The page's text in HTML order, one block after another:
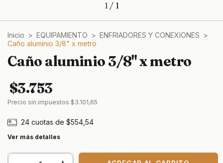
1/ 1
Inicio > EQUIPAMIENTO > ENFRIADORES Y CONEXIONES >
Caño aluminio 3/8" x metro
Caño aluminio 3/8" x metro
$3.753
Precio sin impuestos $3.101,65
24 cuotas de $554,54
Ver más detalles